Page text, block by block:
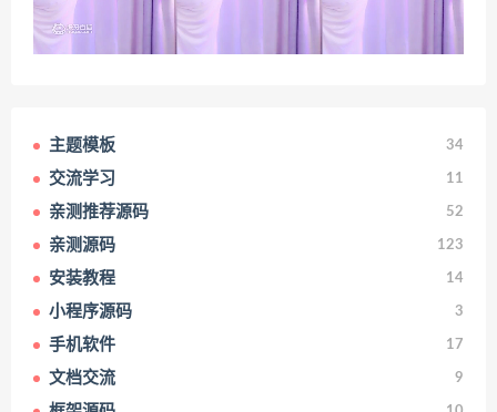
主题模板 34
交流学习 11
亲测推荐源码 52
亲测源码 123
安装教程 14
小程序源码 3
手机软件 17
文档交流 9